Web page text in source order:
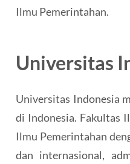
Ilmu Pemerintahan.
Universitas
Universitas Indonesia
di Indonesia. Fakultas
Ilmu Pemerintahan
dan internasional,